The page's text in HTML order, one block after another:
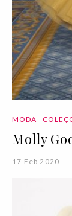
MODA
Molly
17 Feb 2020